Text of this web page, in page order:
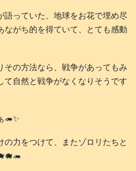
語っていた、地球をお花で埋め尽
ながち的を得ていて、とても感動
その方法なら、戦争があってもみ
て自然と戦争がなくなりそうです
🦔✨
の力をつけて、またゾロリたちと